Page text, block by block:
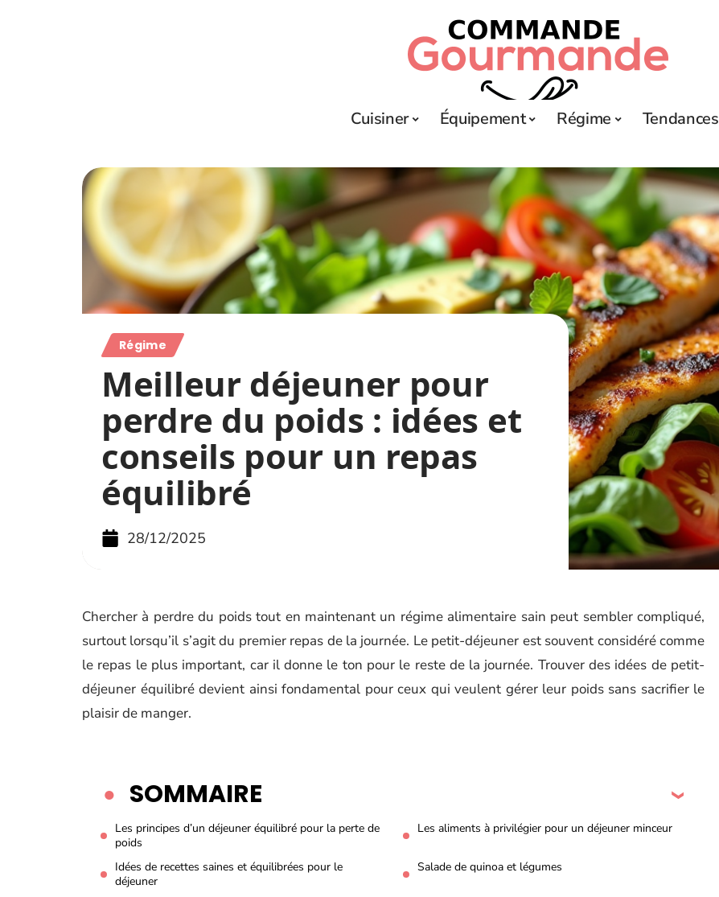
Cuisiner Équipement Régime Tendances
Régime
Meilleur déjeuner pour
perdre du poids : idées et
conseils pour un repas
équilibré
28/12/2025
Chercher à perdre du poids tout en maintenant un régime alimentaire sain peut sembler compliqué,
surtout lorsqu’il s’agit du premier repas de la journée. Le petit-déjeuner est souvent considéré comme
le repas le plus important, car il donne le ton pour le reste de la journée. Trouver des idées de petit-
déjeuner équilibré devient ainsi fondamental pour ceux qui veulent gérer leur poids sans sacrifier le
plaisir de manger.
SOMMAIRE
Les principes d’un déjeuner équilibré pour la perte de
poids
Les aliments à privilégier pour un déjeuner minceur
Idées de recettes saines et équilibrées pour le
déjeuner
Salade de quinoa et légumes